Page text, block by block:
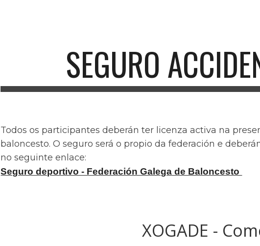
SEGURO
Todos os participantes deberán ter licenza activa na
baloncesto. O seguro será o propio da federación e
no seguinte enlace:
Seguro deportivo - Federación Galega de Baloncesto
XOGADE -